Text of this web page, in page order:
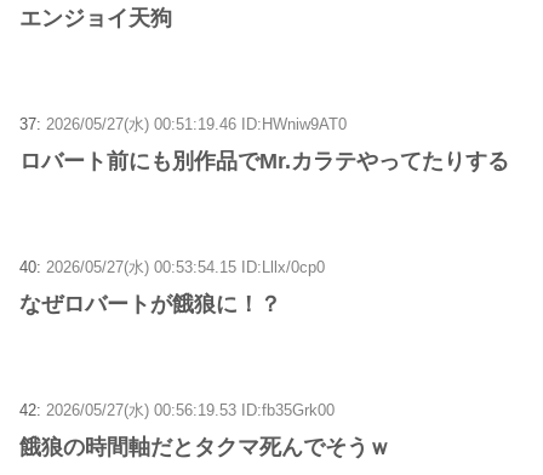
エンジョイ天狗
37: 2026/05/27(水) 00:51:19.46 ID:HWniw9AT0
ロバート前にも別作品でMr.カラテやってたりする
40: 2026/05/27(水) 00:53:54.15 ID:Lllx/0cp0
なぜロバートが餓狼に！？
42: 2026/05/27(水) 00:56:19.53 ID:fb35Grk00
餓狼の時間軸だとタクマ死んでそうｗ